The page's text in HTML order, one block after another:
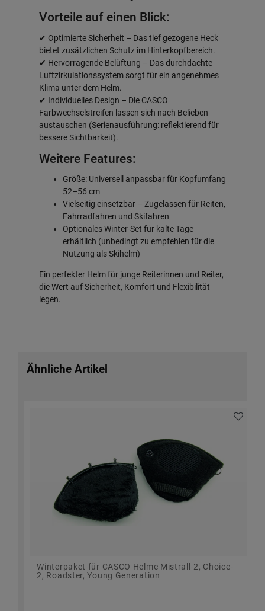
Vorteile auf einen Blick:
✔ Optimierte Sicherheit – Das tief gezogene Heck
bietet zusätzlichen Schutz im Hinterkopfbereich.
✔ Hervorragende Belüftung – Das durchdachte
Luftzirkulationssystem sorgt für ein angenehmes
Klima unter dem Helm.
✔ Individuelles Design – Die CASCO
Farbwechselstreifen lassen sich nach Belieben
austauschen (Serienausführung: reflektierend für
bessere Sichtbarkeit).
Weitere Features:
Größe: Universell anpassbar für Kopfumfang
52–56 cm
Vielseitig einsetzbar – Zugelassen für Reiten,
Fahrradfahren und Skifahren
Optionales Winter-Set für kalte Tage
erhältlich (unbedingt zu empfehlen für die
Nutzung als Skihelm)
Ein perfekter Helm für junge Reiterinnen und Reiter,
die Wert auf Sicherheit, Komfort und Flexibilität
legen.
Ähnliche Artikel
Winterpaket für CASCO Helme Mistrall-2, Choice-
2, Roadster, Young Generation